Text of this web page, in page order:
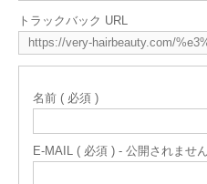
トラックバック URL
名前 ( 必須 )
E-MAIL ( 必須 ) - 公開されませ